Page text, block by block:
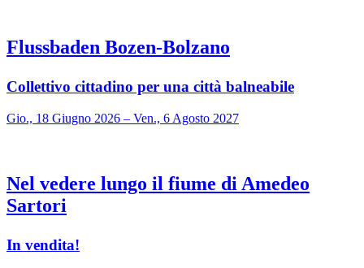
Flussbaden Bozen-Bolzano
Collettivo cittadino per una città balneabile
Gio., 18 Giugno 2026 – Ven., 6 Agosto 2027
Nel vedere lungo il fiume di Amedeo
Sartori
In vendita!